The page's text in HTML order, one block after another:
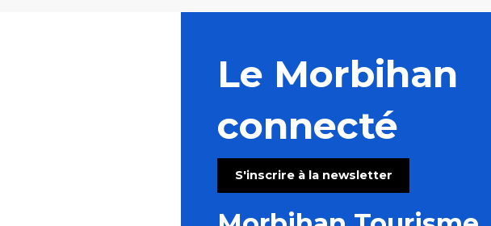
Le Morbihan
connecté
S'inscrire à la newsletter